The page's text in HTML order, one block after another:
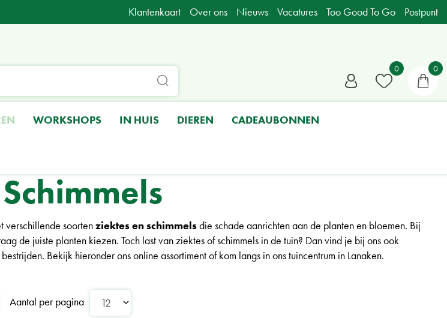
Klantenkaart Over ons Nieuws Vacatures Too Good To Go Postpunt
WORKSHOPS IN HUIS DIEREN CADEAUBONNEN
verschillende soortenziektes en schimmelsdie schade aanrichten aan de planten en bloemen. Bij
de juiste planten kiezen. Toch last van ziektes of schimmels in de tuin? Dan vind je bij ons ook
Bekijk hieronder ons online assortiment of kom langs in ons tuincentrum in Lanaken.
Aantal per pagina